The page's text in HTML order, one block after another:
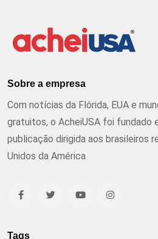
Sobre a empresa
Com notícias da Flórida, EUA e
gratuitos, o AcheiUSA foi fundado
publicação dirigida aos brasileiros
Unidos da América
Tags